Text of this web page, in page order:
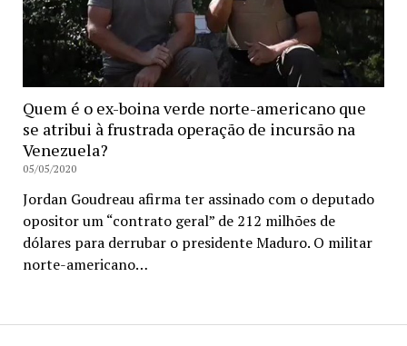
Quem é o ex-boina verde norte-americano que
se atribui à frustrada operação de incursão na
Venezuela?
05/05/2020
Jordan Goudreau afirma ter assinado com o deputado
opositor um “contrato geral” de 212 milhões de
dólares para derrubar o presidente Maduro. O militar
norte-americano…